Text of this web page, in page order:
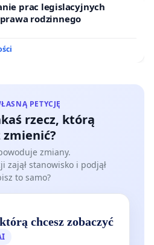
prac legislacyjnych
rodzinnego
PETYCJĘ
rzecz, którą
zmiany.
zajął stanowisko i podjął
to samo?
chcesz zobaczyć